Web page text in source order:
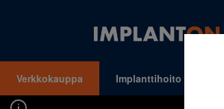
Verkkokauppa Implanttihoito